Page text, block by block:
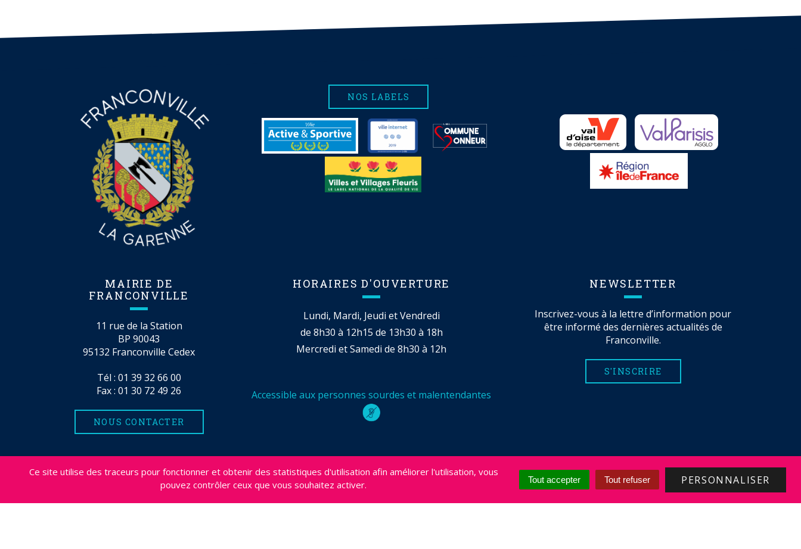
Ce site utilise des traceurs pour fonctionner et obtenir des statistiques d'utilisation afin améliorer l'utilisation, vous
pouvez contrôler ceux que vous souhaitez activer.
Tout accepter Tout refuser PERSONNALISER
NOS LABELS
MAIRIE DE
FRANCONVILLE
11 rue de la Station
BP 90043
95132 Franconville Cedex
Tél : 01 39 32 66 00
Fax : 01 30 72 49 26
NOUS CONTACTER
HORAIRES D'OUVERTURE
Lundi, Mardi, Jeudi et Vendredi
de 8h30 à 12h15 de 13h30 à 18h
Mercredi et Samedi de 8h30 à 12h
Accessible aux personnes sourdes et malentendantes
NEWSLETTER
Inscrivez-vous à la lettre d’information pour
être informé des dernières actualités de
Franconville.
S'INSCRIRE
MENTIONS LÉGALES PLAN DU SITE CRÉDITS
PROJETS
DÉSABONNEMENT NEWSLETTER
ACCESSIBILITÉ : NON CONFORME